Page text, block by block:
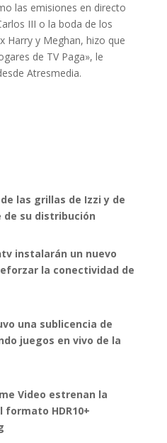
las emisiones en directo
III o la boda de los
Harry y Meghan, hizo que
de TV Paga», le
Atresmedia.
las grillas de Izzi y de
de su distribución
instalarán un nuevo
la conectividad de
una sublicencia de
juegos en vivo de la
Video estrenan la
HDR10+